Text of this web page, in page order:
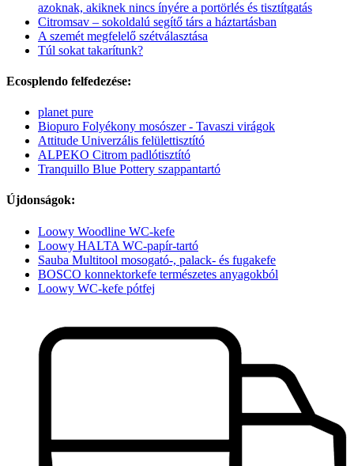
azoknak, akiknek nincs ínyére a portörlés és tisztítgatás
Citromsav – sokoldalú segítő társ a háztartásban
A szemét megfelelő szétválasztása
Túl sokat takarítunk?
Ecosplendo felfedezése:
planet pure
Biopuro Folyékony mosószer - Tavaszi virágok
Attitude Univerzális felülettisztító
ALPEKO Citrom padlótisztító
Tranquillo Blue Pottery szappantartó
Újdonságok:
Loowy Woodline WC-kefe
Loowy HALTA WC-papír-tartó
Sauba Multitool mosogató-, palack- és fugakefe
BOSCO konnektorkefe természetes anyagokból
Loowy WC-kefe pótfej